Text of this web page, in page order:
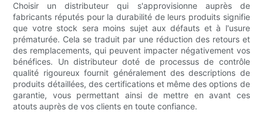
Choisir un distributeur qui s'approvisionne auprès de
fabricants réputés pour la durabilité de leurs produits signifie
que votre stock sera moins sujet aux défauts et à l'usure
prématurée. Cela se traduit par une réduction des retours et
des remplacements, qui peuvent impacter négativement vos
bénéfices. Un distributeur doté de processus de contrôle
qualité rigoureux fournit généralement des descriptions de
produits détaillées, des certifications et même des options de
garantie, vous permettant ainsi de mettre en avant ces
atouts auprès de vos clients en toute confiance.